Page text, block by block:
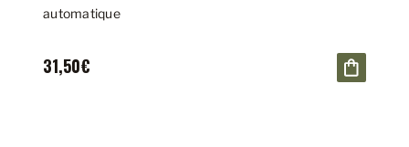
automatique
31,50€